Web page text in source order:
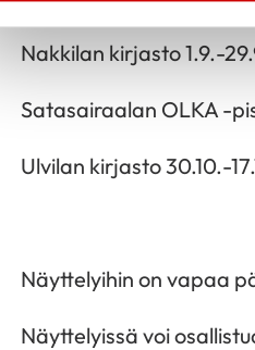
Nakkilan kirjasto 1.9.-
Satasairaalan OLKA -
Ulvilan kirjasto 30.10.-
Näyttelyihin on vapaa
Näyttelyissä voi